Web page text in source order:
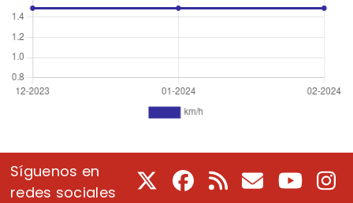
Síguenos en
redes sociales
Facebook
RSS CorreoYoutube